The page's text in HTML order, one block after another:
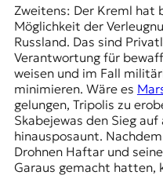
Zweitens: Der Kreml hat
Möglichkeit der
Russland. Das sind
Verantwortung für
weisen und im Fall
minimieren. Wäre es
gelungen, Tripolis zu
Skabejewas den Sieg
hinausposaunt.
Drohnen Haftar und
Garaus gemacht hatten,